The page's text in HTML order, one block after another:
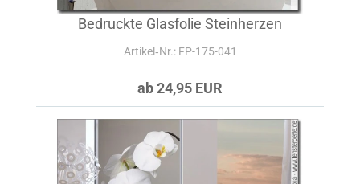
Bedruckte Glasfolie Steinherzen
Artikel‑Nr.: FP-175-041
ab 24,95 EUR